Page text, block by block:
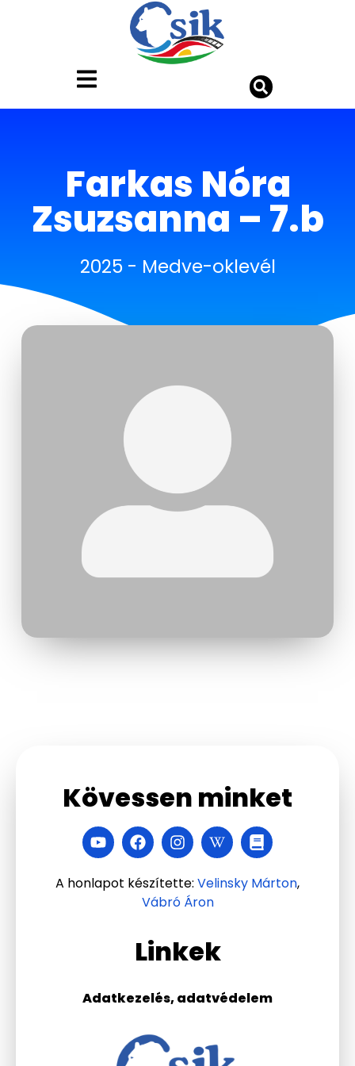
Farkas Nóra
Zsuzsanna – 7.b
2025 - Medve-oklevél
Linkek
Adatkezelés, adatvédelem
Kövessen minket
A honlapot készítette: Velinsky Márton,
Vábró Áron